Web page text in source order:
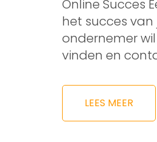
Online Succes
het succes
ondernemer
vinden en
LEES MEER